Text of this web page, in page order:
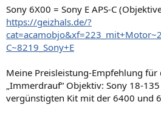
Sony 6X00 = Sony E APS-C
https://geizhals.de/?
C~8219_Sony+E
Meine Preisleistung-Empfehlung für
„Immerdrauf“ Objektiv: Sony 18-
vergünstigten Kit mit der 6400 und